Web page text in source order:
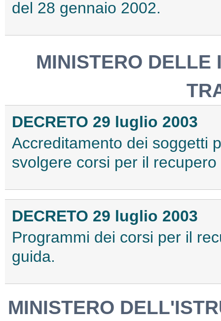
del 28 gennaio 2002.
MINISTERO DELLE
DECRETO 29 luglio 2003
Accreditamento dei soggetti
svolgere corsi per il
DECRETO 29 luglio 2003
Programmi dei corsi per il
guida.
MINISTERO